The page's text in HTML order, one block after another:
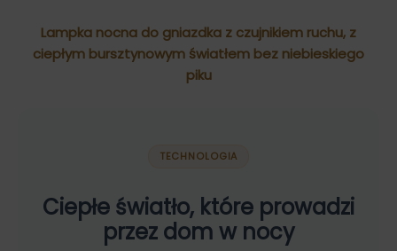
Lampka Nocna Red Night
Lampka nocna do gniazdka z czujnikiem ruchu, z
ciepłym bursztynowym światłem bez niebieskiego
piku
TECHNOLOGIA
Ciepłe światło, które prowadzi
przez dom w nocy